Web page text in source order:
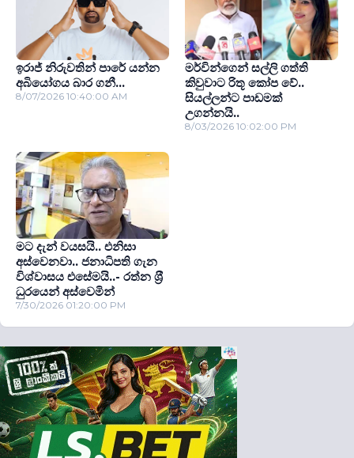
ඉරාජ් නිරුවතින් පාරේ යන්න
අබියෝගය බාර ගනී...
8/07/2026 10:40:00 AM
මර්වින්ගෙන් සල්ලි ගත්ති
කිවුවාට රිතූ කෝප වේ..
සියල්ලන්ට පාඩමක්
උගන්නයි..
8/03/2026 10:02:00 PM
මට දැන් වයසයි.. එනිසා
අස්වෙනවා.. ජනාධිපති ගැන
විශ්වාසය එසේමයි..- රත්න ශ‍්‍රී
ධුරයෙන් අස්වෙමින්
7/30/2026 01:20:00 PM